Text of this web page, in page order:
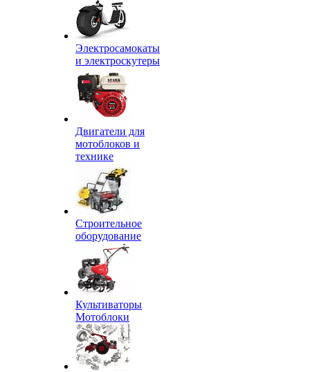
Электросамокаты
и электроскутеры
Двигатели для
мотоблоков и
технике
Строительное
оборудование
Культиваторы
Мотоблоки